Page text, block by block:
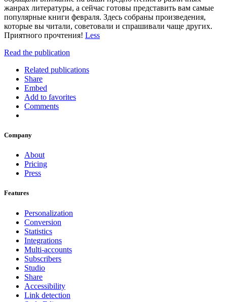
жанрах литературы, а сейчас готовы представить вам самые
популярные книги февраля. Здесь собраны произведения,
которые вы читали, советовали и спрашивали чаще других.
Приятного прочтения! Less
Read the publication
Related publications
Share
Embed
Add to favorites
Comments
Company
About
Pricing
Press
Features
Personalization
Conversion
Statistics
Integrations
Multi-accounts
Subscribers
Studio
Share
Accessibility
Link detection